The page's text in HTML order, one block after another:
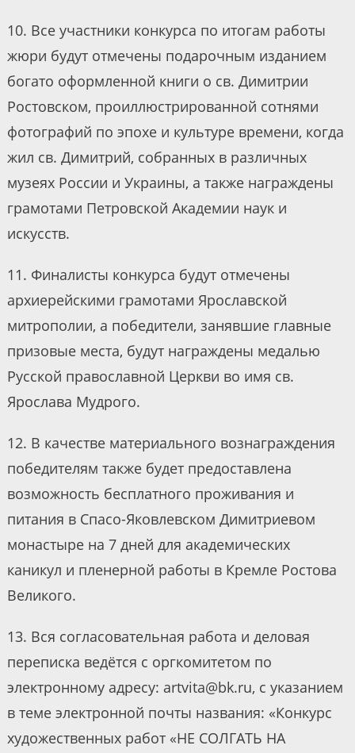
10. Все участники конкурса по итогам работы
жюри будут отмечены подарочным изданием
богато оформленной книги о св. Димитрии
Ростовском, проиллюстрированной сотнями
фотографий по эпохе и культуре времени, когда
жил св. Димитрий, собранных в различных
музеях России и Украины, а также награждены
грамотами Петровской Академии наук и
искусств.
11. Финалисты конкурса будут отмечены
архиерейскими грамотами Ярославской
митрополии, а победители, занявшие главные
призовые места, будут награждены медалью
Русской православной Церкви во имя св.
Ярослава Мудрого.
12. В качестве материального вознаграждения
победителям также будет предоставлена
возможность бесплатного проживания и
питания в Спасо-Яковлевском Димитриевом
монастыре на 7 дней для академических
каникул и пленерной работы в Кремле Ростова
Великого.
13. Вся согласовательная работа и деловая
переписка ведётся с оргкомитетом по
электронному адресу: artvita@bk.ru, с указанием
в теме электронной почты названия: «Конкурс
художественных работ «НЕ СОЛГАТЬ НА